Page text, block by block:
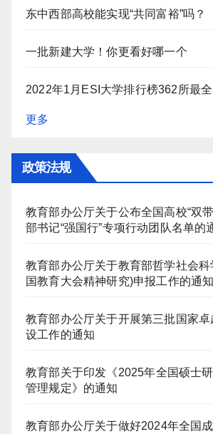
东中西部高校能实现“共同富裕”吗？
一批新建大学！你更看好哪一个
2022年1月ESI大学排行榜362所最
更多
政策法规
教育部办公厅关于公布全国高校“双
部书记“强国行”专项行动团队名单的
教育部办公厅关于教育部哲学社会科
国教育大会精神研究)申报工作的通知
教育部办公厅关于开展第三批国家
设工作的通知
教育部关于印发《2025年全国硕士
管理规定》的通知
教育部办公厅关于做好2024年全国